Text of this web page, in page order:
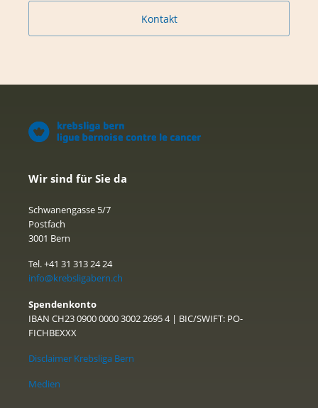
Kontakt
Wir sind für Sie da
Schwanengasse 5/7
Postfach
3001 Bern
Tel. +41 31 313 24 24
info@krebsligabern.ch
Spendenkonto
IBAN CH23 0900 0000 3002 2695 4 | BIC/SWIFT: PO-
FICHBEXXX
Disclaimer Krebsliga Bern
Medien